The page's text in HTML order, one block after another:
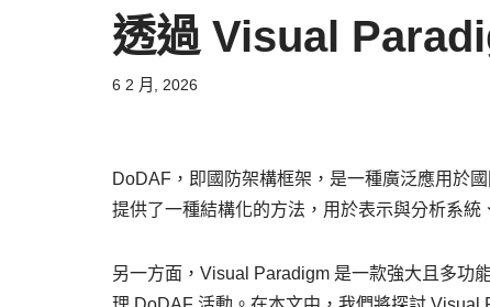
透過 Visual
6 2 月, 2026
DoDAF，即國防架構框架，是一種廣泛應用於
提供了一種結構化的方法，用於表示與分析系
另一方面，Visual Paradigm 是一款強大且多功